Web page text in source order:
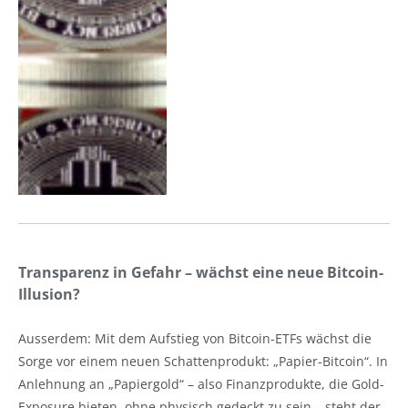
Transparenz in Gefahr – wächst eine neue Bitcoin-
Illusion?
Ausserdem: Mit dem Aufstieg von Bitcoin-ETFs wächst die
Sorge vor einem neuen Schattenprodukt: „Papier-Bitcoin“. In
Anlehnung an „Papiergold“ – also Finanzprodukte, die Gold-